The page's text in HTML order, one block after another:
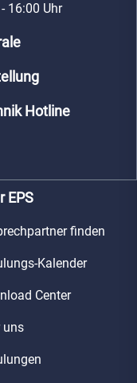
16:00 Uhr
Hotline
EPS
finden
Kalender
Center
uns